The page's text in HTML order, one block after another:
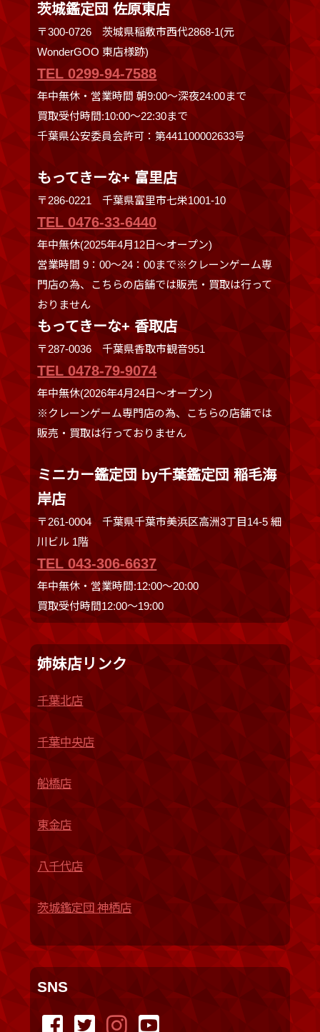
茨城鑑定団 佐原東店
〒300-0726 茨城県稲敷市西代2868-1(元
WonderGOO 東店様跡)
TEL 0299-94-7588
年中無休・営業時間 朝9:00〜深夜24:00まで
買取受付時間:10:00〜22:30まで
千葉県公安委員会許可：第441100002633号
もってきーな+ 富里店
〒286-0221 千葉県富里市七栄1001-10
TEL 0476-33-6440
年中無休(2025年4月12日～オープン)
営業時間 9：00～24：00まで※クレーンゲーム専
門店の為、こちらの店舗では販売・買取は行って
おりません
もってきーな+ 香取店
〒287-0036 千葉県香取市観音951
TEL 0478-79-9074
年中無休(2026年4月24日～オープン)
※クレーンゲーム専門店の為、こちらの店舗では
販売・買取は行っておりません
ミニカー鑑定団 by千葉鑑定団 稲毛海
岸店
〒261-0004 千葉県千葉市美浜区高洲3丁目14-5 細
川ビル 1階
TEL 043-306-6637
年中無休・営業時間:12:00〜20:00
買取受付時間12:00〜19:00
姉妹店リンク
千葉北店
千葉中央店
船橋店
東金店
八千代店
茨城鑑定団 神栖店
SNS